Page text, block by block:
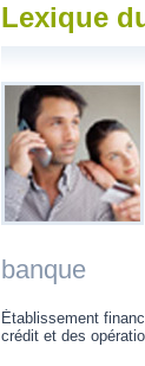
Lexique
banque
Établissement
crédit et des